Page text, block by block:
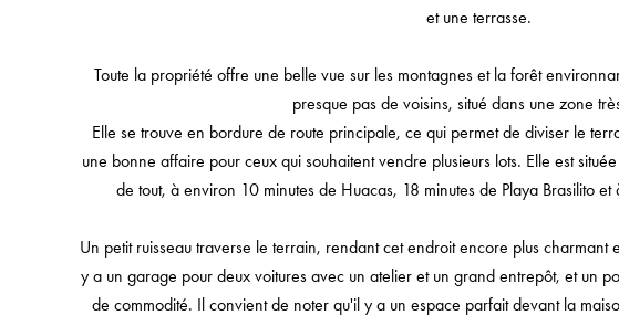
et une terrasse.
Toute la propriété offre une belle vue sur les montagnes et la forêt
presque pas de voisins, situé dans une zone
Elle se trouve en bordure de route principale, ce qui permet de diviser le
une bonne affaire pour ceux qui souhaitent vendre plusieurs lots. Elle est
de tout, à environ 10 minutes de Huacas, 18 minutes de Playa Brasilito
Un petit ruisseau traverse le terrain, rendant cet endroit encore plus charmant
y a un garage pour deux voitures avec un atelier et un grand entrepôt, et un
de commodité. Il convient de noter qu'il y a un espace parfait devant la